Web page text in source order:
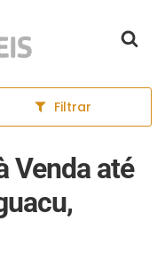
Filtrar
Venda até